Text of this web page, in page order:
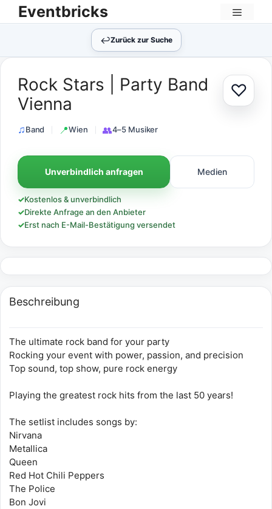
Zum
Inhalt
Eventbricks
Menü
↩︎Zurück zur Suche
♡Zur
Rock Stars | Party Band
Vienna
Band Wien 4–5 Musiker
Unverbindlich anfragen Medien
✓Kostenlos & unverbindlich
✓Direkte Anfrage an den Anbieter
✓Erst nach E-Mail-Bestätigung versendet
Beschreibung
The ultimate rock band for your party
Rocking your event with power, passion, and precision
Top sound, top show, pure rock energy
Playing the greatest rock hits from the last 50 years!
The setlist includes songs by:
Nirvana
Metallica
Queen
Red Hot Chili Peppers
The Police
Bon Jovi